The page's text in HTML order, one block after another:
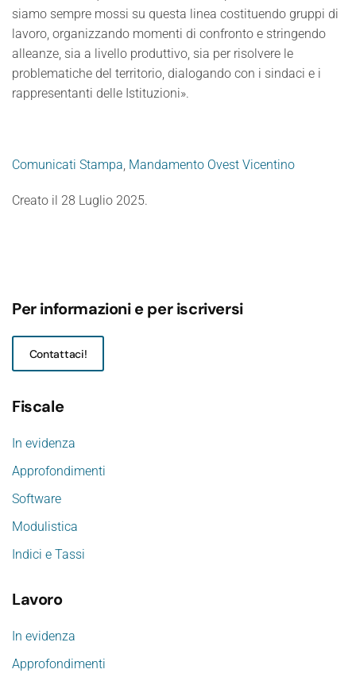
siamo sempre mossi su questa linea costituendo gruppi di
lavoro, organizzando momenti di confronto e stringendo
alleanze, sia a livello produttivo, sia per risolvere le
problematiche del territorio, dialogando con i sindaci e i
rappresentanti delle Istituzioni».
Comunicati Stampa, Mandamento Ovest Vicentino
Creato il 28 Luglio 2025.
Per informazioni e per iscriversi
Contattaci!
Fiscale
In evidenza
Approfondimenti
Software
Modulistica
Indici e Tassi
Lavoro
In evidenza
Approfondimenti